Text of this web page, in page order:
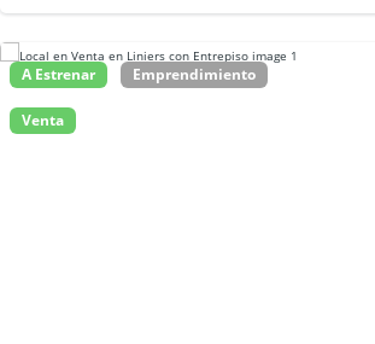
A Estrenar Emprendimiento
Venta